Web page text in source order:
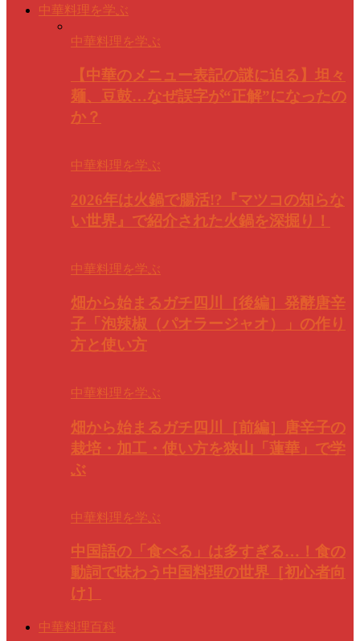
中華料理を学ぶ
中華料理を学ぶ
【中華のメニュー表記の謎に迫る】坦々
麺、豆鼓…なぜ誤字が“正解”になったの
か？
中華料理を学ぶ
2026年は火鍋で腸活!?『マツコの知らな
い世界』で紹介された火鍋を深掘り！
中華料理を学ぶ
畑から始まるガチ四川［後編］発酵唐辛
子「泡辣椒（パオラージャオ）」の作り
方と使い方
中華料理を学ぶ
畑から始まるガチ四川［前編］唐辛子の
栽培・加工・使い方を狭山「蓮華」で学
ぶ
中華料理を学ぶ
中国語の「食べる」は多すぎる…！食の
動詞で味わう中国料理の世界［初心者向
け］
中華料理百科